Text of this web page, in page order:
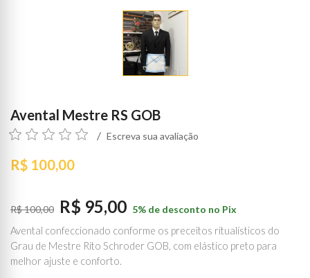
Avental Mestre RS GOB
Escreva sua avaliação
R$ 100,00
R$ 100,00 R$ 95,00 5% de desconto no Pix
Avental confeccionado conforme os preceitos ritualísticos do
Grau de Mestre Rito Schroder GOB, com elástico preto para
melhor ajuste e conforto.